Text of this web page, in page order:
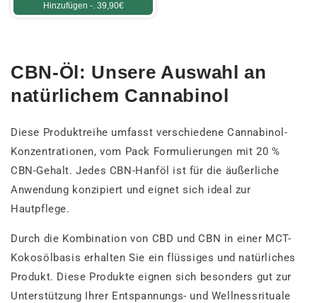
Hinzufügen -. 39,90€
CBN-Öl: Unsere Auswahl an
natürlichem Cannabinol
Diese Produktreihe umfasst verschiedene Cannabinol-
Konzentrationen, vom Pack Formulierungen mit 20 %
CBN-Gehalt. Jedes CBN-Hanföl ist für die äußerliche
Anwendung konzipiert und eignet sich ideal zur
Hautpflege.
Durch die Kombination von CBD und CBN in einer MCT-
Kokosölbasis erhalten Sie ein flüssiges und natürliches
Produkt. Diese Produkte eignen sich besonders gut zur
Unterstützung Ihrer Entspannungs- und Wellnessrituale